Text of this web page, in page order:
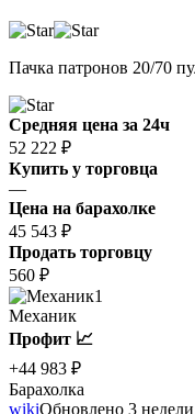
Пачка патронов 20/70
Средняя цена за 24ч
52 222 ₽
Купить у торговца
—
Цена на барахолке
45 543 ₽
Продать торговцу
560 ₽
1
Механик
Профит 📈
+44 983 ₽
Барахолка
wikiОбновлено 3 недели